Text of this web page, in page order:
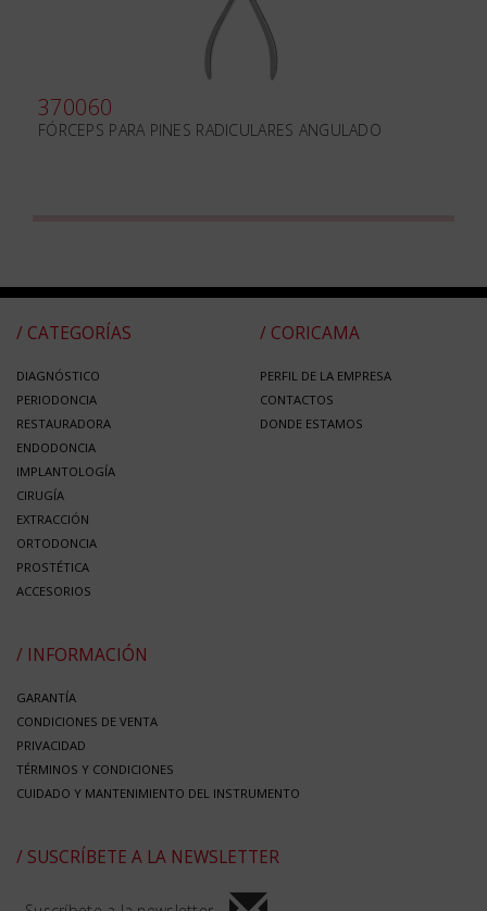
370060
FÓRCEPS PARA PINES RADICULARES ANGULADO
/ CATEGORÍAS
DIAGNÓSTICO
PERIODONCIA
RESTAURADORA
ENDODONCIA
IMPLANTOLOGÍA
CIRUGÍA
EXTRACCIÓN
ORTODONCIA
PROSTÉTICA
ACCESORIOS
/ CORICAMA
PERFIL DE LA EMPRESA
CONTACTOS
DONDE ESTAMOS
/ INFORMACIÓN
GARANTÍA
CONDICIONES DE VENTA
PRIVACIDAD
TÉRMINOS Y CONDICIONES
CUIDADO Y MANTENIMIENTO DEL INSTRUMENTO
/ SUSCRÍBETE A LA NEWSLETTER